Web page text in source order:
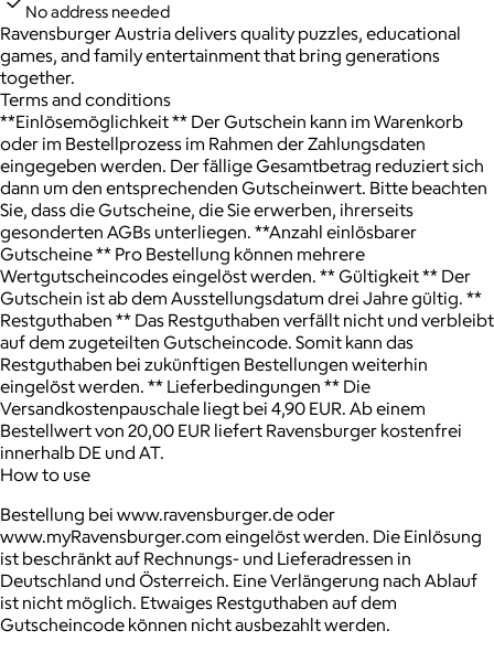
No address needed
Ravensburger Austria delivers quality puzzles, educational
games, and family entertainment that bring generations
together.
Terms and conditions
**Einlösemöglichkeit ** Der Gutschein kann im Warenkorb
oder im Bestellprozess im Rahmen der Zahlungsdaten
eingegeben werden. Der fällige Gesamtbetrag reduziert sich
dann um den entsprechenden Gutscheinwert. Bitte beachten
Sie, dass die Gutscheine, die Sie erwerben, ihrerseits
gesonderten AGBs unterliegen. **Anzahl einlösbarer
Gutscheine ** Pro Bestellung können mehrere
Wertgutscheincodes eingelöst werden. ** Gültigkeit ** Der
Gutschein ist ab dem Ausstellungsdatum drei Jahre gültig. **
Restguthaben ** Das Restguthaben verfällt nicht und verbleibt
auf dem zugeteilten Gutscheincode. Somit kann das
Restguthaben bei zukünftigen Bestellungen weiterhin
eingelöst werden. ** Lieferbedingungen ** Die
Versandkostenpauschale liegt bei 4,90 EUR. Ab einem
Bestellwert von 20,00 EUR liefert Ravensburger kostenfrei
innerhalb DE und AT.
How to use
Bestellung bei www.ravensburger.de oder
www.myRavensburger.com eingelöst werden. Die Einlösung
ist beschränkt auf Rechnungs- und Lieferadressen in
Deutschland und Österreich. Eine Verlängerung nach Ablauf
ist nicht möglich. Etwaiges Restguthaben auf dem
Gutscheincode können nicht ausbezahlt werden.